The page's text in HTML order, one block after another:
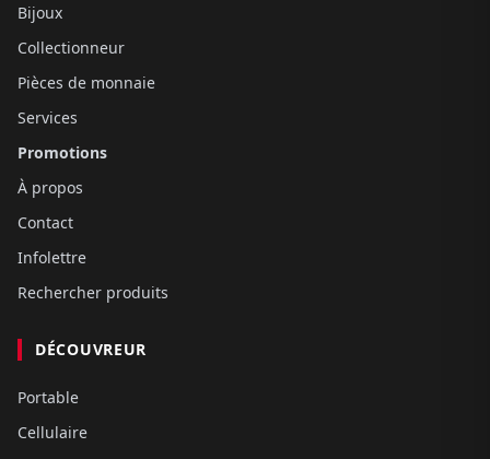
Bijoux
Collectionneur
Pièces de monnaie
Services
Promotions
À propos
Contact
Infolettre
Rechercher produits
DÉCOUVREUR
Portable
Cellulaire